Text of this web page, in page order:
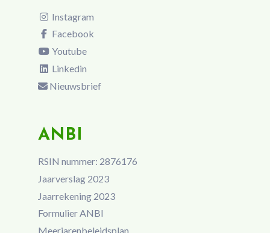
Instagram
Facebook
Youtube
Linkedin
Nieuwsbrief
ANBI
RSIN nummer: 2876176
Jaarverslag 2023
Jaarrekening 2023
Formulier ANBI
Meerjarenbeleidsplan